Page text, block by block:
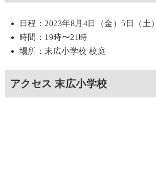
日程：2023年8月4日（金）5日（土）
時間：19時〜21時
場所：末広小学校 校庭
アクセス 末広小学校